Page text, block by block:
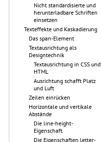
Nicht standardisierte und
herunterladbare Schriften
einsetzen
Texteffekte und Kaskadierung
Das span-Element
Textausrichtung als
Designtechnik
Textausrichtung in CSS und
HTML
Ausrichtung schafft Platz
und Luft
Zeilen einrücken
Horizontale und vertikale
Abstände
Die line-height-
Eigenschaft
Die Eigenschaften letter-